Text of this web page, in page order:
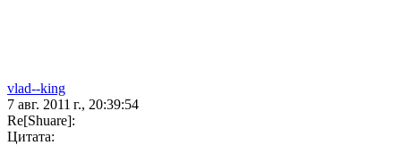
vlad--king
7 авг. 2011 г., 20:39:54
Re[Shuare]:
Цитата: